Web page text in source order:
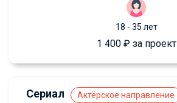
18 - 35 лет
1 400 ₽ за проект
Сериал Актёрское направление